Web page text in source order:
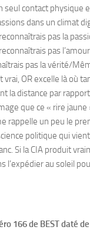
seul contact physique
dans un climat
pas la
pas
pas la vérité/
vrai, OR excelle là où
la distance par
que ce « rire jaune
rappelle un peu le
politique qui
Si la CIA produit
l’expédier au soleil
166 de BEST daté